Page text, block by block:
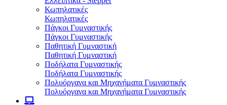
Κωπηλατικές
Κωπηλατικές
Πάγκοι Γυμναστικής
Πάγκοι Γυμναστικής
Παθητική Γυμναστική
Παθητική Γυμναστική
Ποδήλατα Γυμναστικής
Ποδήλατα Γυμναστικής
Πολυόργανα και Μηχανήματα Γυμναστικής
Πολυόργανα και Μηχανήματα Γυμναστικής